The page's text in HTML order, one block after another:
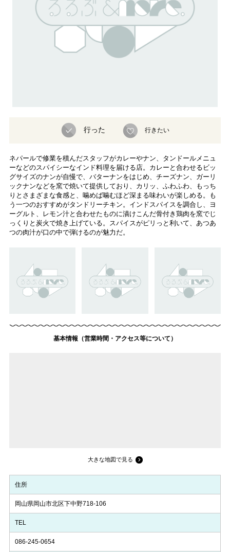
行った 行きたい
ネパールで修業を積んだスタッフがカレーやナン、タンドールメニュ
ーなどのスパイシーなインド料理を届ける店。カレーと合わせるビッ
グサイズのナンが自慢で、バターナンをはじめ、チーズナン、ガーリ
ックナンなどを窯で焼いて提供しており、カリッ、ふわふわ、もっち
りとさまざまな食感と、噛めば噛むほど深まる味わいが楽しめる。も
う一つのおすすめがタンドリーチキン。インドスパイスを調合し、ヨ
ーグルト、レモン汁と合わせたものに漬けこんだ骨付き鶏肉を窯でじ
っくりと炭火で焼き上げている。スパイスがピリっと利いて、あつあ
つの肉汁が口の中で弾けるのが魅力だ。
基本情報（営業時間・アクセス等について）
大きな地図で見る
住所
岡山県岡山市北区下中野718-106
TEL
086-245-0654